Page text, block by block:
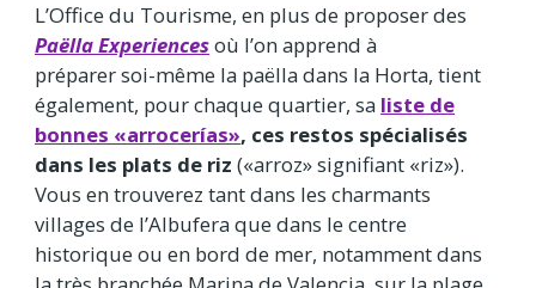
L’Office du Tourisme, en plus de proposer des
Paëlla Experiencesoù l’on apprend à
préparer soi-même la paëlla dans la Horta, tient
également, pour chaque quartier, sa liste de
bonnes «arrocerías», ces restos spécialisés
dans les plats de riz («arroz» signifiant «riz»).
Vous en trouverez tant dans les charmants
villages de l’Albufera que dans le centre
historique ou en bord de mer, notamment dans